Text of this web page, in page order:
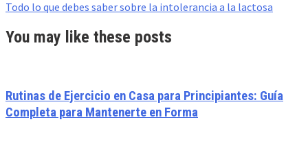
navigation
Todo lo que debes saber sobre la intolerancia a la lactosa
You may like these posts
Rutinas de Ejercicio en Casa para Principiantes: Guía
Completa para Mantenerte en Forma